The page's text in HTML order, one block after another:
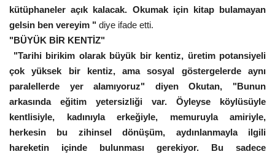
kütüphaneler açık kalacak. Okumak için kitap bulamayan
gelsin ben vereyim " diye ifade etti.
"BÜYÜK BİR KENTİZ"
"Tarihi birikim olarak büyük bir kentiz, üretim potansiyeli
çok yüksek bir kentiz, ama sosyal göstergelerde aynı
paralellerde yer alamıyoruz" diyen Okutan, "Bunun
arkasında eğitim yetersizliği var. Öyleyse köylüsüyle
kentlisiyle, kadınıyla erkeğiyle, memuruyla amiriyle,
herkesin bu zihinsel dönüşüm, aydınlanmayla ilgili
hareketin içinde bulunması gerekiyor. Bu sadece